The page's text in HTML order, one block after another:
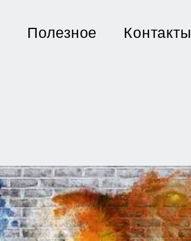
Полезное Контакты